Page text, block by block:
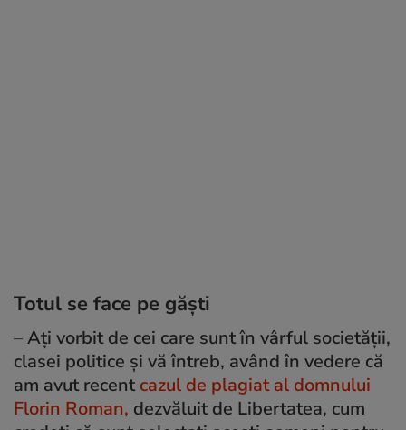
Totul se face pe găști
–Ați vorbit de cei care sunt în vârful societății,
clasei politice și vă întreb, având în vedere că
am avut recentcazul de plagiat al domnului
Florin Roman, dezvăluit de Libertatea, cum